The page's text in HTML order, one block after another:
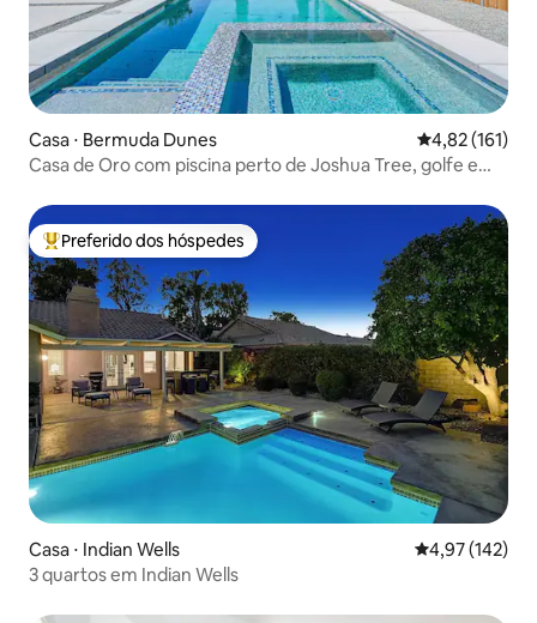
Casa ⋅ Bermuda Dunes 4,82 de uma
4,82 (161)
Casa de Oro com piscina perto de Joshua Tree, golfe e
Entre os melhores preferidos dos hóspedes
Preferido dos hóspedes
Casa ⋅ Indian Wells 4,97 de uma
4,97 (142)
3 quartos em Indian Wells